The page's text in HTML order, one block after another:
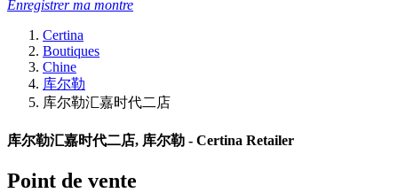
Enregistrer ma montre
Certina
Boutiques
Chine
库尔勒
库尔勒汇嘉时代二店
库尔勒汇嘉时代二店, 库尔勒 - Certina Retailer
Point de vente